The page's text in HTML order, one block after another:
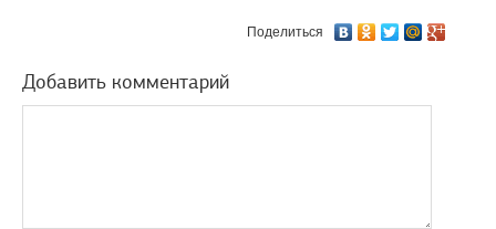
Поделиться
Добавить комментарий